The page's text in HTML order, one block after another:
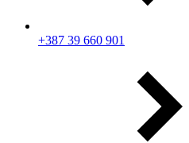
+387 39 660 901